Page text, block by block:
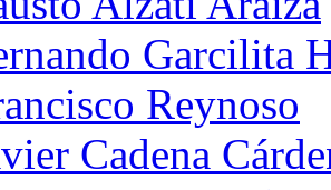
Garcilita
Reynoso
Cadena